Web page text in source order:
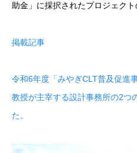
助金」に採択されたプロジェクト
掲載記事
令和6年度「みやぎCLT普及促進
教授が主宰する設計事務所の2つ
た。